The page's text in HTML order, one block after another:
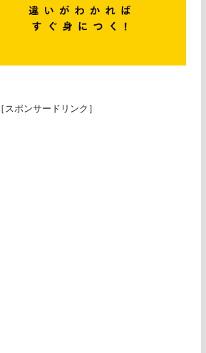
［スポンサードリンク］